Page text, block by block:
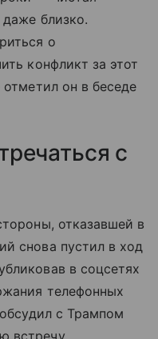
даже близко.
о
конфликт за этот
он в беседе
с
отказавшей в
снова пустил в ход
в соцсетях
телефонных
с Трампом